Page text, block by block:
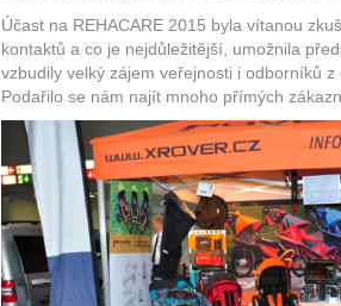
Účast na REHACARE 2015 byla vítanou
kontaktů a co je nejdůležitější, umožnila
vzbudily velký zájem veřejnosti i odborníků
Podařilo se nám najít mnoho přímých